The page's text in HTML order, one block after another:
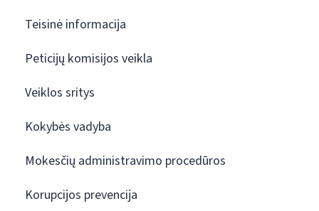
Teisinė informacija
Peticijų komisijos veikla
Veiklos sritys
Kokybės vadyba
Mokesčių administravimo procedūros
Korupcijos prevencija